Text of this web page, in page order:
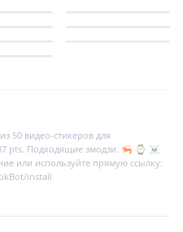
50 видео-стикеров для
pts. Подходящие эмодзи: 🦐 ⌚ ☠
или используйте прямую ссылку:
install